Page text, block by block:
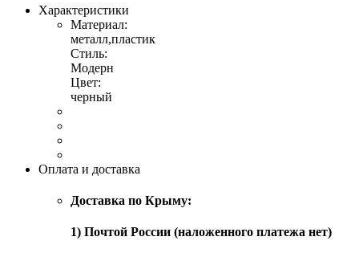
Характеристики
Материал:
металл,пластик
Стиль:
Модерн
Цвет:
черный
Оплата и доставка
Доставка по Крыму:
1) Почтой России (наложенного платежа нет)